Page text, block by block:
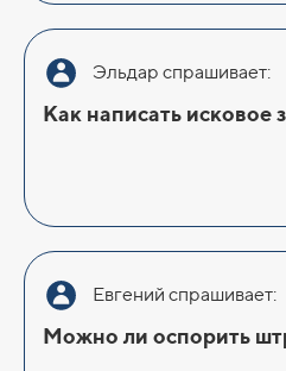
Эльдар спрашивает:
Как написать исковое
Евгений спрашивает:
Можно ли оспорить